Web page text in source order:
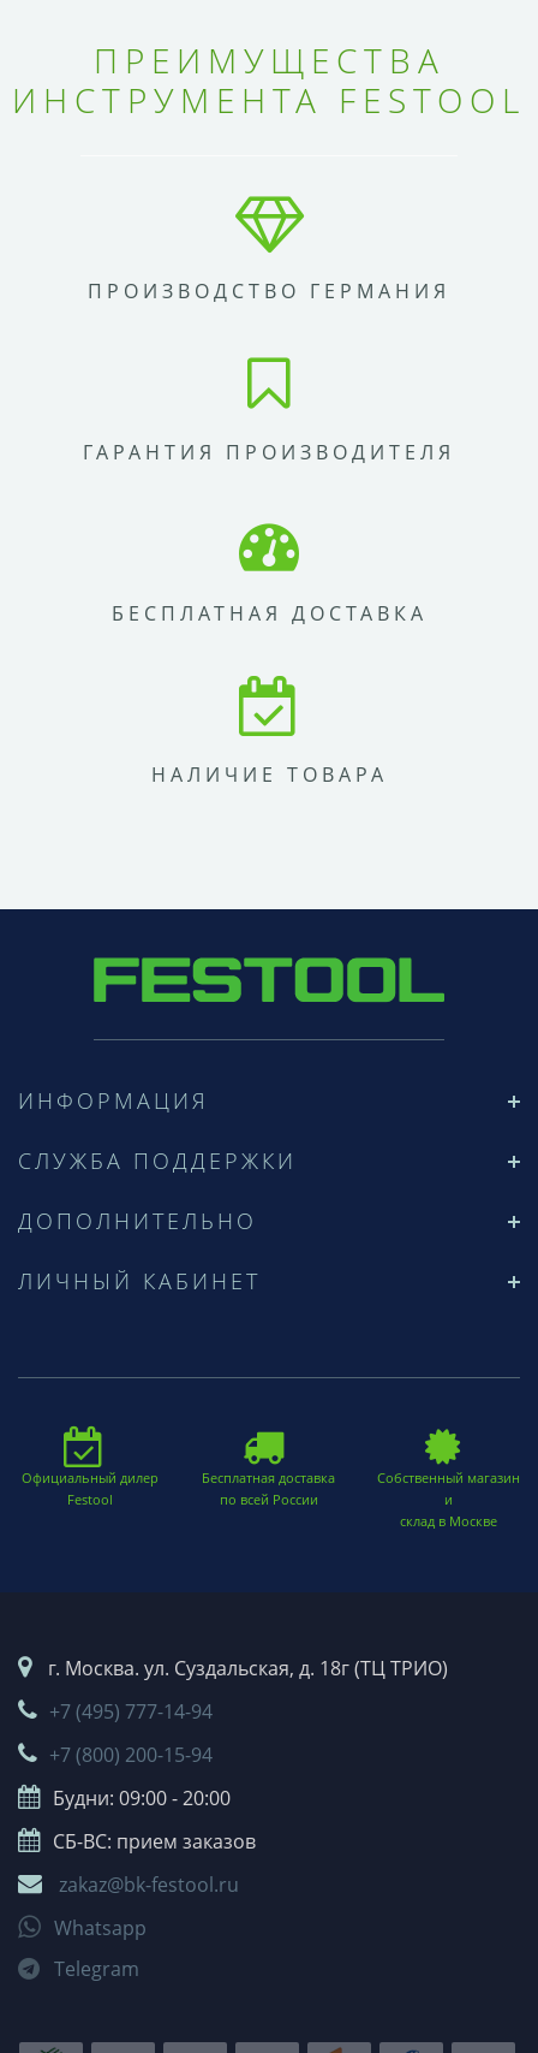
ПРЕИМУЩЕСТВА
ИНСТРУМЕНТА FESTOOL
ПРОИЗВОДСТВО ГЕРМАНИЯ
ГАРАНТИЯ ПРОИЗВОДИТЕЛЯ
БЕСПЛАТНАЯ ДОСТАВКА
НАЛИЧИЕ ТОВАРА
ИНФОРМАЦИЯ
СЛУЖБА ПОДДЕРЖКИ
ДОПОЛНИТЕЛЬНО
ЛИЧНЫЙ КАБИНЕТ
Официальный дилер
Festool
Бесплатная доставка
по всей России
Собственный магазин
и
склад в Москве
г. Москва. ул. Суздальская, д. 18г (ТЦ ТРИО)
+7 (495) 777-14-94
+7 (800) 200-15-94
Будни: 09:00 - 20:00
СБ-ВС: прием заказов
zakaz@bk-festool.ru
Whatsapp
Telegram